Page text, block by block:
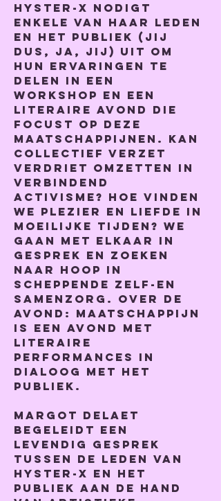
Hyster-x nodigt
enkele van haar leden
en het publiek (jij
dus, ja, jij) uit om
hun ervaringen te
delen in een
workshop en een
literaire avond die
focust op deze
maatschappijnen. Kan
collectief verzet
verdriet omzetten in
verbindend
activisme? Hoe vinden
we plezier en liefde in
moeilijke tijden? We
gaan met elkaar in
gesprek en zoeken
naar hoop in
scheppende zelf-en
samenzorg. Over de
avond: Maatschappijn
is een avond met
literaire
performances in
dialoog met het
publiek.
Margot Delaet
begeleidt een
levendig gesprek
tussen de leden van
Hyster-x en het
publiek aan de hand